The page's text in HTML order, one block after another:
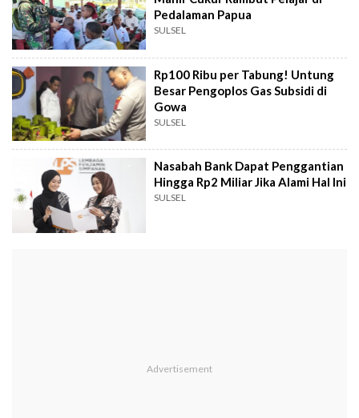
Pedalaman Papua
SULSEL
Rp100 Ribu per Tabung! Untung
Besar Pengoplos Gas Subsidi di
Gowa
SULSEL
Nasabah Bank Dapat Penggantian
Hingga Rp2 Miliar Jika Alami Hal Ini
SULSEL